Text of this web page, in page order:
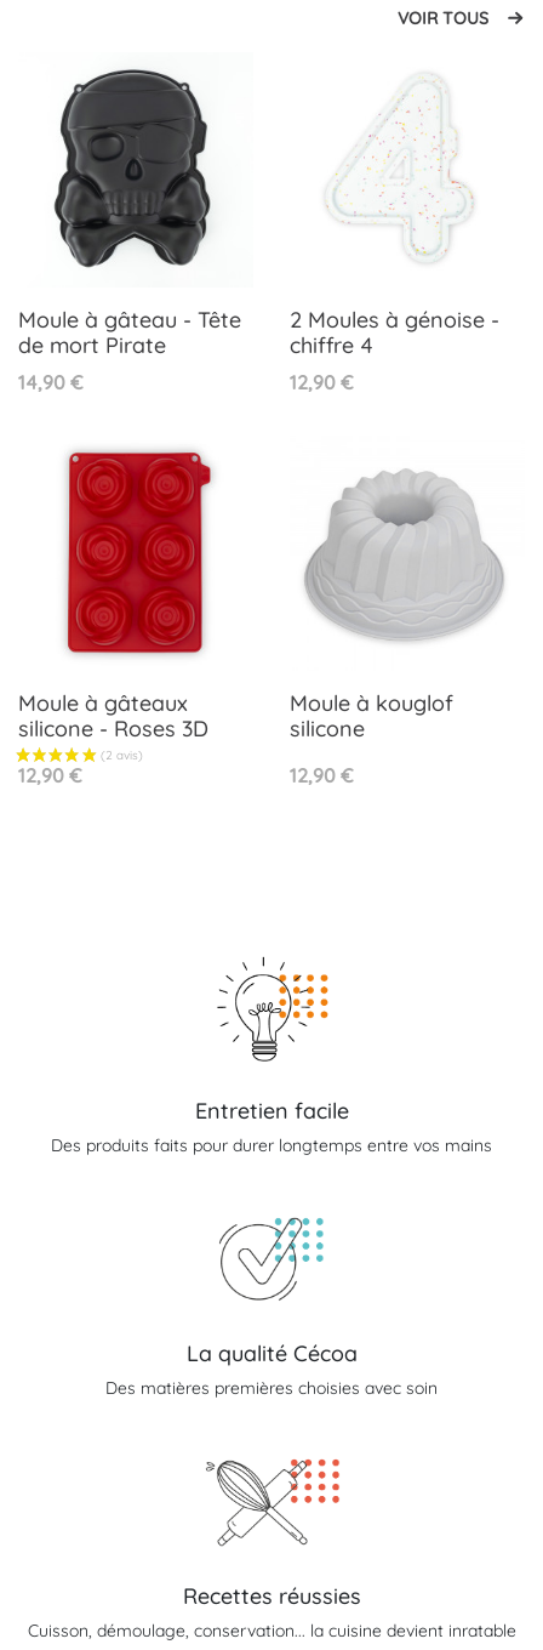
VOIR TOUS
Moule à gâteau - Tête
de mort Pirate
Prix
14,90 €
2 Moules à génoise -
chiffre 4
Prix
12,90 €
Moule à gâteaux
silicone - Roses 3D
Prix
12,90 €
Moule à kouglof
silicone
Prix
12,90 €
Entretien facile
Des produits faits pour durer longtemps entre vos mains
La qualité Cécoa
Des matières premières choisies avec soin
Recettes réussies
Cuisson, démoulage, conservation... la cuisine devient inratable